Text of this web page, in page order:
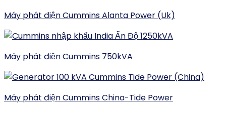
Máy phát điện Cummins Alanta Power (Uk)
Máy phát điện Cummins 750kVA
Máy phát điện Cummins China-Tide Power